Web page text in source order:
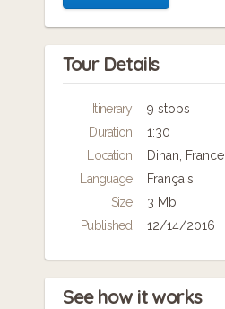
Tour Details
Itinerary:
9 stops
Duration:
1:30
Location:
Dinan, France
Language:
Français
Size:
3 Mb
Published:
12/14/2016
See how it works